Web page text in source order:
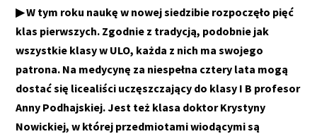
▶ W tym roku naukę w nowej siedzibie rozpoczęło pięć
klas pierwszych. Zgodnie z tradycją, podobnie jak
wszystkie klasy w ULO, każda z nich ma swojego
patrona. Na medycynę za niespełna cztery lata mogą
dostać się licealiści uczęszczający do klasy I B profesor
Anny Podhajskiej. Jest też klasa doktor Krystyny
Nowickiej, w której przedmiotami wiodącymi są